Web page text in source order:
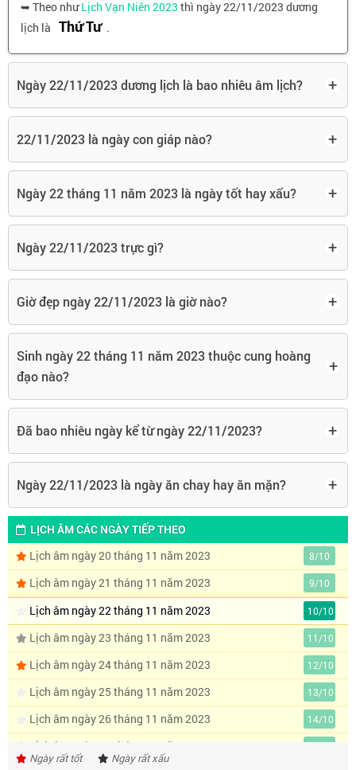
➥ Theo nhưLịch Vạn Niên 2023 thì ngày 22/11/2023 dương
lịch là Thứ Tư .
Ngày 22/11/2023 dương lịch là bao nhiêu âm lịch? +
22/11/2023 là ngày con giáp nào? +
Ngày 22 tháng 11 năm 2023 là ngày tốt hay xấu? +
Ngày 22/11/2023 trực gì? +
Giờ đẹp ngày 22/11/2023 là giờ nào? +
Sinh ngày 22 tháng 11 năm 2023 thuộc cung hoàng
đạo nào?
+
Đã bao nhiêu ngày kể từ ngày 22/11/2023? +
Ngày 22/11/2023 là ngày ăn chay hay ăn mặn? +
LỊCH ÂM CÁC NGÀY TIẾP THEO
Lịch âm ngày 20 tháng 11 năm 2023
8/10
Lịch âm ngày 21 tháng 11 năm 2023 9/10
Lịch âm ngày 22 tháng 11 năm 2023 10/10
Lịch âm ngày 23 tháng 11 năm 2023 11/10
Lịch âm ngày 24 tháng 11 năm 2023 12/10
Lịch âm ngày 25 tháng 11 năm 2023 13/10
Lịch âm ngày 26 tháng 11 năm 2023 14/10
Lịch âm ngày 27 tháng 11 năm 2023 15/10
Ngày rất tốt Ngày rất xấu